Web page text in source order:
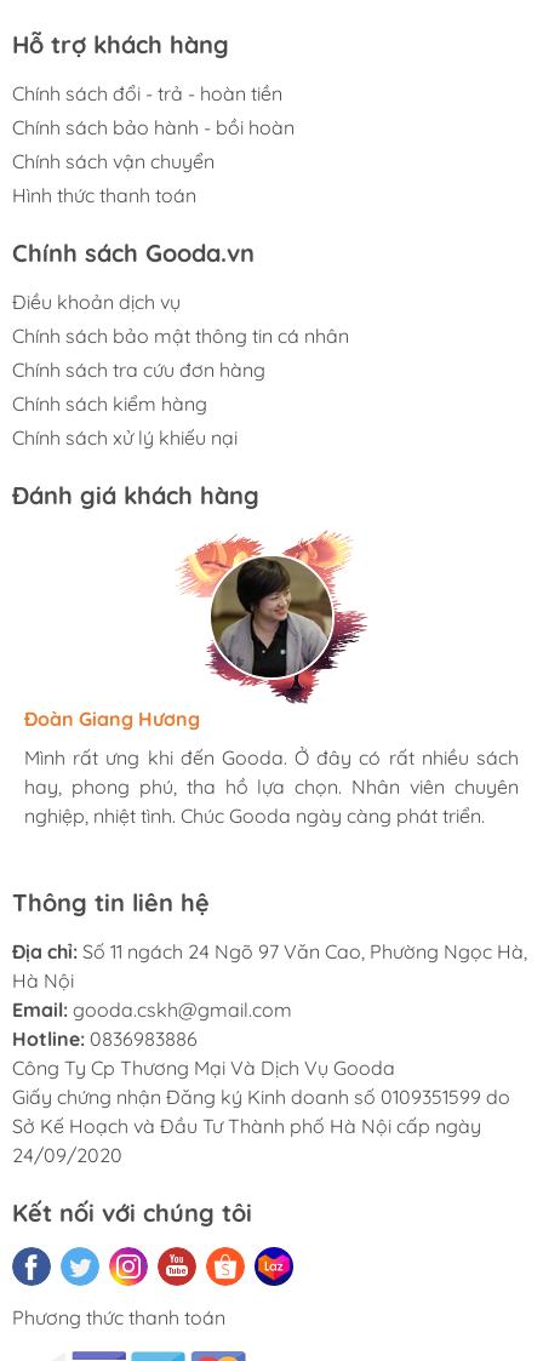
Hỗ trợ khách hàng
Chính sách đổi - trả - hoàn tiền
Chính sách bảo hành - bồi hoàn
Chính sách vận chuyển
Hình thức thanh toán
Chính sách Gooda.vn
Điều khoản dịch vụ
Chính sách bảo mật thông tin cá nhân
Chính sách tra cứu đơn hàng
Chính sách kiểm hàng
Chính sách xử lý khiếu nại
Đánh giá khách hàng
Hương Suri
Mình rất ưng khi đến Gooda. Ở đây có rất nhiều sách
hay, phong phú, tha hồ lựa chọn. Nhân viên chuyên
nghiệp, nhiệt tình. Chúc Gooda ngày càng phát triển.
Đoàn Giang Hương
Mình rất ưng khi đến Gooda. Ở đây có rất nhiều sách
hay, phong phú, tha hồ lựa chọn. Nhân viên chuyên
nghiệp, nhiệt tình. Chúc Gooda ngày càng phát triển.
Ngọc Anh
Mình rất ưng khi đến Gooda. Ở đây có rất nhiều sách
hay, phong phú, tha hồ lựa chọn. Nhân viên chuyên
nghiệp, nhiệt tình. Chúc Gooda ngày càng phát triển.
Thông tin liên hệ
Địa chỉ: Số 11 ngách 24 Ngõ 97 Văn Cao, Phường Ngọc Hà,
Hà Nội
Email: gooda.cskh@gmail.com
Hotline: 0836983886
Công Ty Cp Thương Mại Và Dịch Vụ Gooda
Giấy chứng nhận Đăng ký Kinh doanh số 0109351599 do
Sở Kế Hoạch và Đầu Tư Thành phố Hà Nội cấp ngày
24/09/2020
Kết nối với chúng tôi
Phương thức thanh toán